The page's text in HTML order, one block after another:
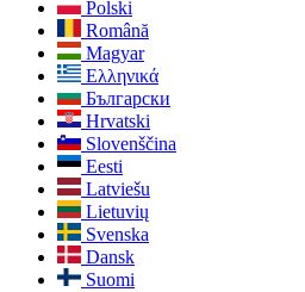
Polski
Română
Magyar
Ελληνικά
Български
Hrvatski
Slovenščina
Eesti
Latviešu
Lietuvių
Svenska
Dansk
Suomi